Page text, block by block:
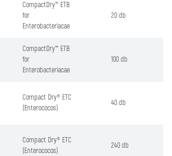
CompactDry™ ETB
for
Enterobacteriacae
20 db
CompactDry™ ETB
for
Enterobacteriacae
100 db
Compact Dry® ETC
(Enterococos)
40 db
Compact Dry® ETC
(Enterococos)
240 db